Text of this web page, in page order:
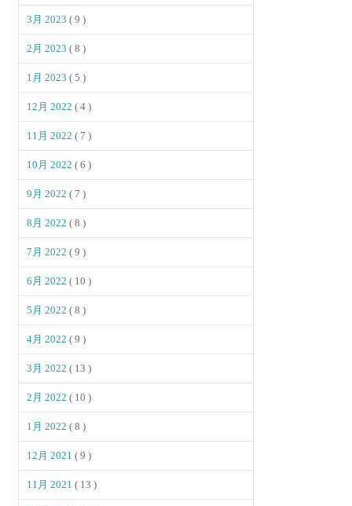
3月 2023( 9 )
2月 2023( 8 )
1月 2023( 5 )
12月 2022( 4 )
11月 2022( 7 )
10月 2022( 6 )
9月 2022( 7 )
8月 2022( 8 )
7月 2022( 9 )
6月 2022( 10 )
5月 2022( 8 )
4月 2022( 9 )
3月 2022( 13 )
2月 2022( 10 )
1月 2022( 8 )
12月 2021( 9 )
11月 2021( 13 )